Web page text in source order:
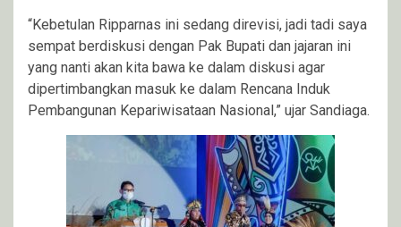
“Kebetulan Ripparnas ini sedang direvisi, jadi tadi saya
sempat berdiskusi dengan Pak Bupati dan jajaran ini
yang nanti akan kita bawa ke dalam diskusi agar
dipertimbangkan masuk ke dalam Rencana Induk
Pembangunan Kepariwisataan Nasional,” ujar Sandiaga.